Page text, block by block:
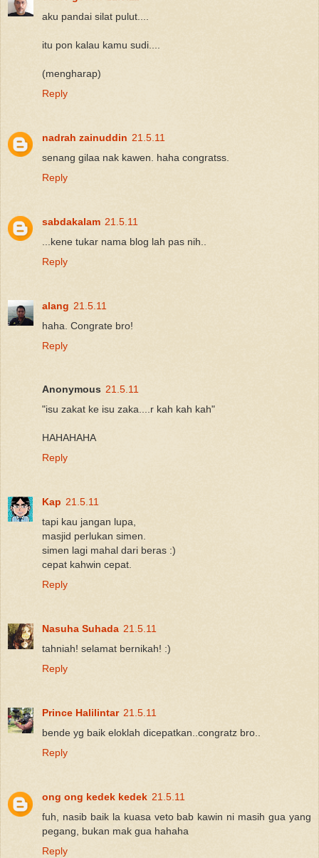
aku pandai silat pulut....
itu pon kalau kamu sudi....
(mengharap)
Reply
nadrah zainuddin 21.5.11
senang gilaa nak kawen. haha congratss.
Reply
sabdakalam 21.5.11
...kene tukar nama blog lah pas nih..
Reply
alang 21.5.11
haha. Congrate bro!
Reply
Anonymous 21.5.11
"isu zakat ke isu zaka....r kah kah kah"
HAHAHAHA
Reply
Kap 21.5.11
tapi kau jangan lupa,
masjid perlukan simen.
simen lagi mahal dari beras :)
cepat kahwin cepat.
Reply
Nasuha Suhada 21.5.11
tahniah! selamat bernikah! :)
Reply
Prince Halilintar 21.5.11
bende yg baik eloklah dicepatkan..congratz bro..
Reply
ong ong kedek kedek 21.5.11
fuh, nasib baik la kuasa veto bab kawin ni masih gua yang
pegang, bukan mak gua hahaha
Reply